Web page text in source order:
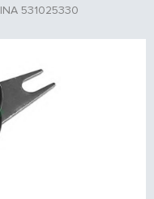
INA 531025330